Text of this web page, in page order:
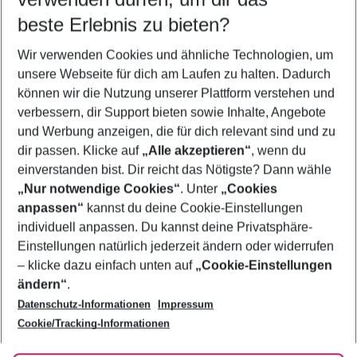
5-8 Nächte
2 Erwachsene Keine Kinder
Mehr Filter anzeigen
Footer
Footer navigation
Über uns
AGB
Bestpreisgarantie
Cookie-Einstellungen ändern
Cookie-Richtlinie
Agenturbetreuung
Barrierefreies Reisen
Folge uns
beste Erlebnis zu bieten?
Wir verwenden Cookies und ähnliche Technologien, um
unsere Webseite für dich am Laufen zu halten. Dadurch
können wir die Nutzung unserer Plattform verstehen und
verbessern, dir Support bieten sowie Inhalte, Angebote
und Werbung anzeigen, die für dich relevant sind und zu
dir passen. Klicke auf „Alle akzeptieren“, wenn du
einverstanden bist. Dir reicht das Nötigste? Dann wähle
„Nur notwendige Cookies“. Unter „Cookies
anpassen“ kannst du deine Cookie-Einstellungen
individuell anpassen. Du kannst deine Privatsphäre-
Einstellungen natürlich jederzeit ändern oder widerrufen
– klicke dazu einfach unten auf „Cookie-Einstellungen
ändern“.
Datenschutz-Informationen
Impressum
Cookie/Tracking-Informationen